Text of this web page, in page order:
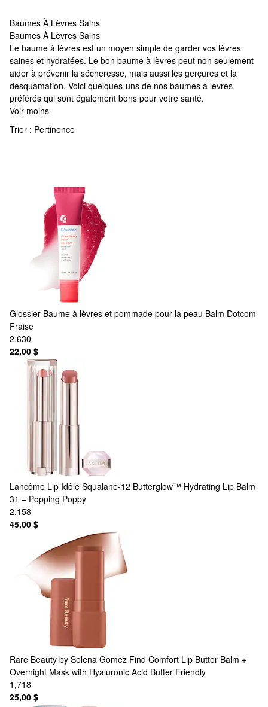
Baumes À Lèvres Sains
Baumes À Lèvres Sains
Baumes À Lèvres Sains
Le baume à lèvres est un moyen simple de garder vos lèvres
saines et hydratées. Le bon baume à lèvres peut non seulement
aider à prévenir la sécheresse, mais aussi les gerçures et la
desquamation. Voici quelques-uns de nos baumes à lèvres
préférés qui sont également bons pour votre santé.
Voir moins
Trier : Pertinence
Glossier Baume à lèvres et pommade pour la peau Balm Dotcom
Fraise
2,630
22,00 $
Lancôme Lip Idôle Squalane-12 Butterglow™ Hydrating Lip Balm
31 – Popping Poppy
2,158
45,00 $
Rare Beauty by Selena Gomez Find Comfort Lip Butter Balm +
Overnight Mask with Hyaluronic Acid Butter Friendly
1,718
25,00 $